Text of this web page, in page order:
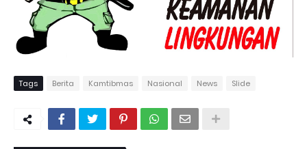
Tags Berita Kamtibmas Nasional News Slide